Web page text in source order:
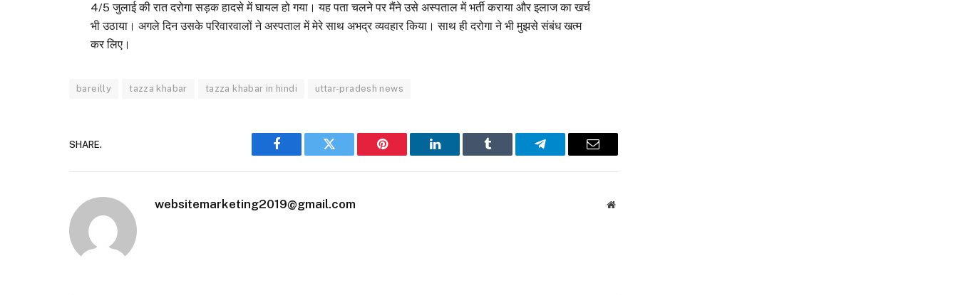
4/5 जुलाई की रात दरोगा सड़क हादसे में घायल हो गया। यह पता चलने पर मैंने उसे अस्पताल में भर्ती कराया और इलाज का खर्च
भी उठाया। अगले दिन उसके परिवारवालों ने अस्पताल में मेरे साथ अभद्र व्यवहार किया। साथ ही दरोगा ने भी मुझसे संबंध खत्म
कर लिए।
bareilly tazza khabar tazza khabar in hindi uttar-pradesh news
SHARE.
Facebook Twitter Pinterest LinkedIn Tumblr Telegram Email
websitemarketing2019@gmail.com Website